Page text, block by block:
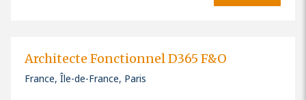
Architecte Fonctionnel D365 F&O
France, Île-de-France, Paris